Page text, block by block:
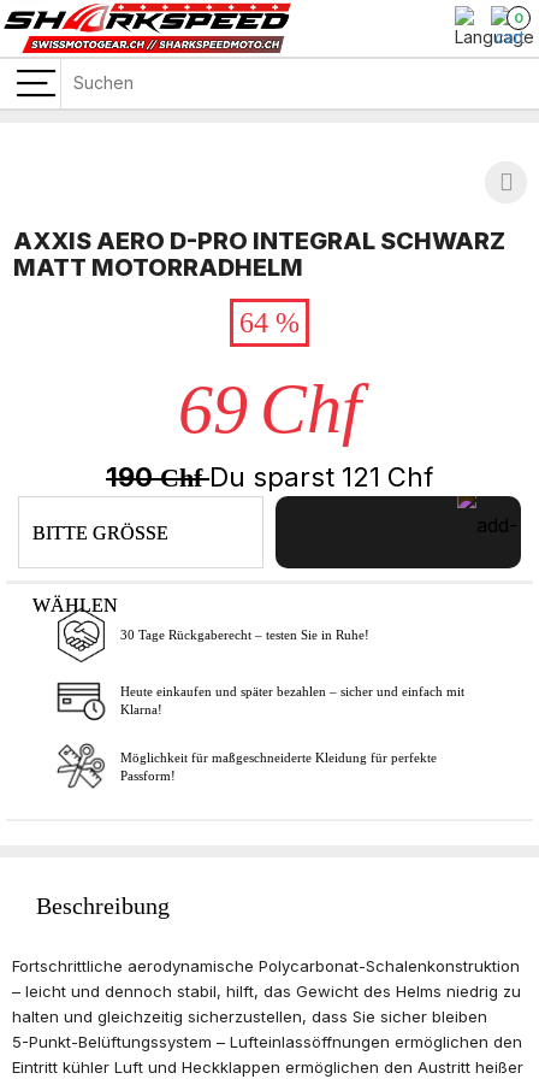
0
AXXIS AERO D-PRO INTEGRAL SCHWARZ
MATT MOTORRADHELM
64 %
69 Chf
190ChfDu sparst 121 Chf
BITTE GRÖSSE
WÄHLEN
In den Warenkorb
30 Tage Rückgaberecht – testen Sie in Ruhe!
Heute einkaufen und später bezahlen – sicher und einfach mit
Klarna!
Möglichkeit für maßgeschneiderte Kleidung für perfekte
Passform!
Beschreibung
Fortschrittliche aerodynamische Polycarbonat-Schalenkonstruktion
– leicht und dennoch stabil, hilft, das Gewicht des Helms niedrig zu
halten und gleichzeitig sicherzustellen, dass Sie sicher bleiben
5-Punkt-Belüftungssystem – Lufteinlassöffnungen ermöglichen den
Eintritt kühler Luft und Heckklappen ermöglichen den Austritt heißer